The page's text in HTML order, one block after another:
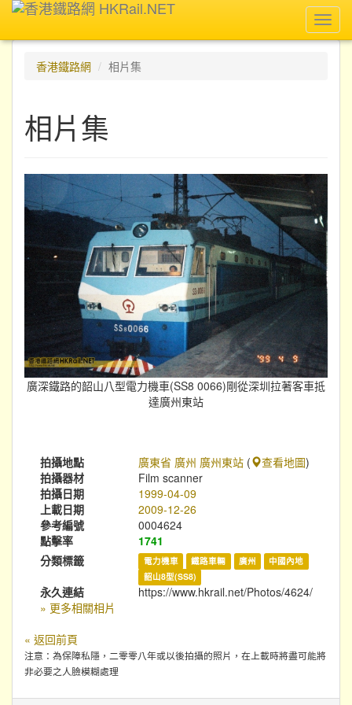
香港鐵路網
相片集
相片集
廣深鐵路的韶山八型電力機車(SS8 0066)剛從深圳拉著客車抵
達廣州東站
拍攝地點 廣東省 廣州 廣州東站 ( 查看地圖)
拍攝器材
Film scanner
拍攝日期
1999-04-09
上載日期
2009-12-26
參考編號
0004624
點擊率
1741
分類標籤
電力機車 鐵路車輛 廣州
中國內地
韶山8型(SS8)
永久連結
https://www.hkrail.net/Photos/4624/
» 更多相關相片
« 返回前頁
注意：為保障私隱，二零零八年或以後拍攝的照片，在上載時將盡可能將
非必要之人臉模糊處理